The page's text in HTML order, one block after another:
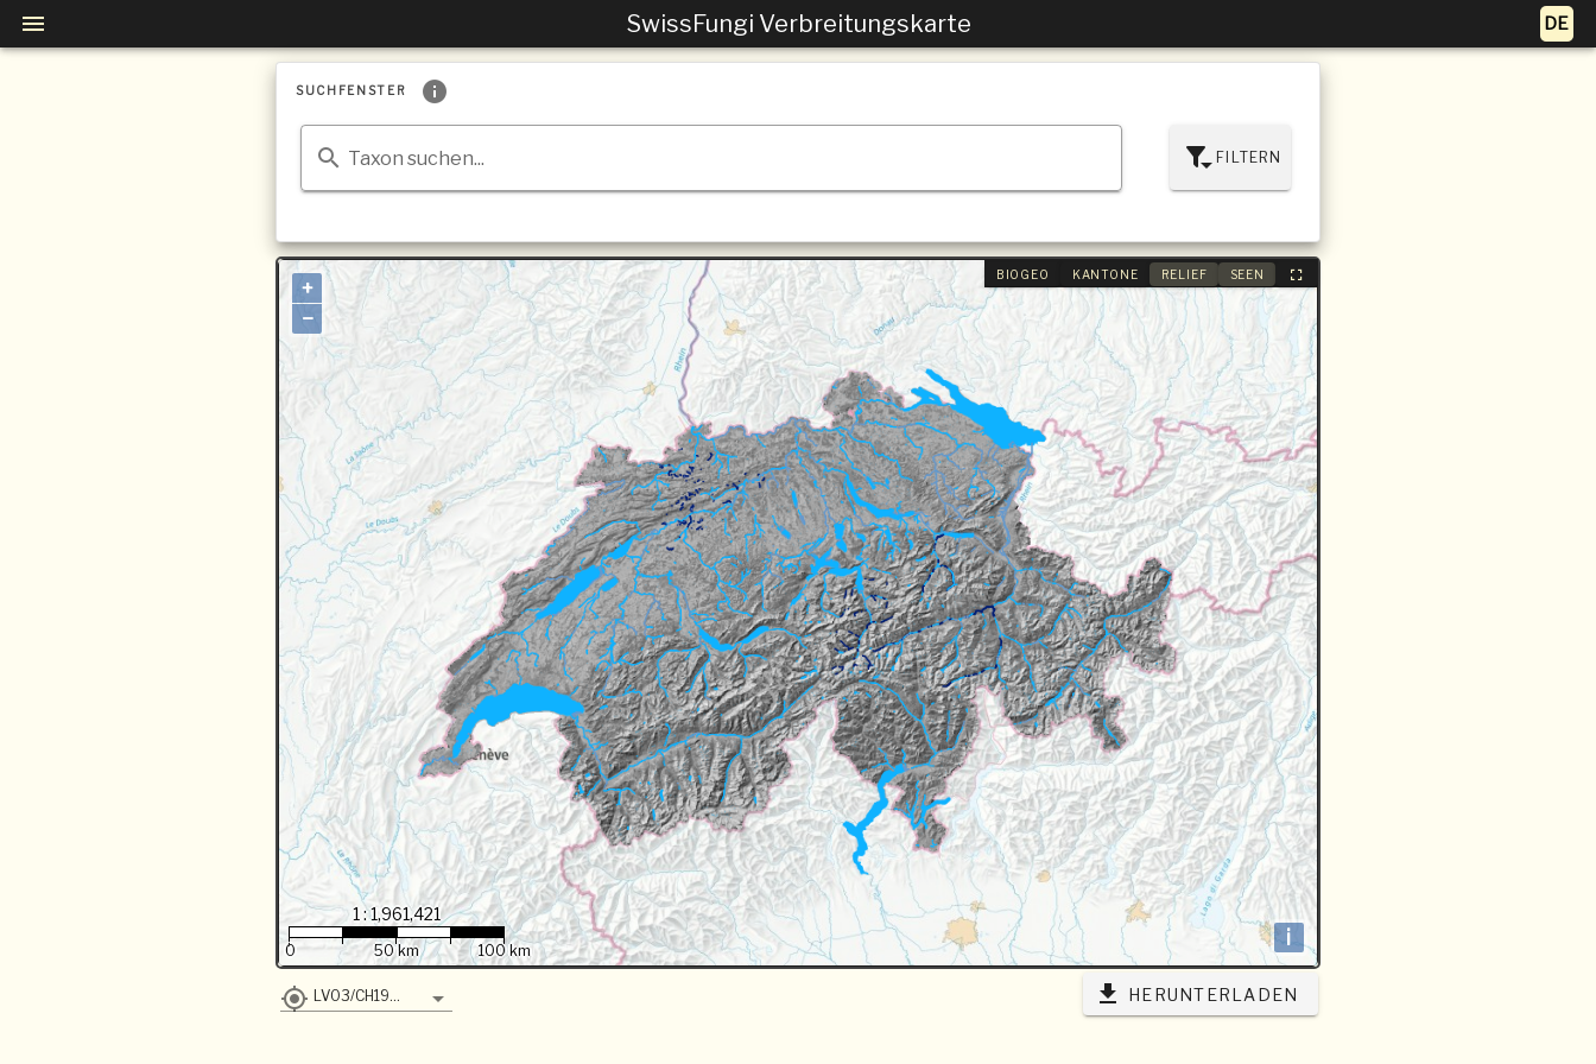
SwissFungi Verbreitungskarte
SUCHFENSTER
Taxon suchen... FILTERN
BIOGEO KANTONE RELIEF SEEN
+
−
i
1 : 1,961,421
0 50 km 100 km
LV03/CH1903 HERUNTERLADEN